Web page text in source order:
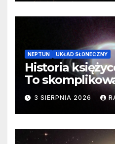
NEPTUN UKŁAD SŁONECZNY
Historia
To
3 SIERPNIA 2026